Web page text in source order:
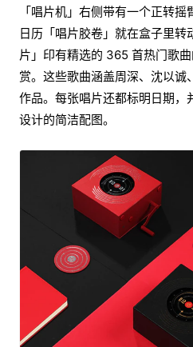
「唱片机」右侧带有一个正转
日历「唱片胶卷」就在盒子里转
片」印有精选的 365 首热门歌
赏。这些歌曲涵盖周深、沈以诚
作品。每张唱片还都标明日期，
设计的简洁配图。